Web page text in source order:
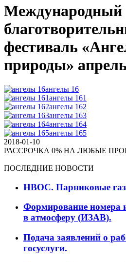
Международный
фестиваль
природы»
ангелы 16
ангелы 161
ангелы 162
ангелы 163
ангелы 164
ангелы 165
2018-01-10
РАССРОЧКА 0% НА ЛЮБЫЕ
ПОСЛЕДНИЕ НОВОСТИ
НВОС. Парниковые
Формирование номера
в атмосферу (ИЗАВ).
Подача заявлений о
госуслуги.